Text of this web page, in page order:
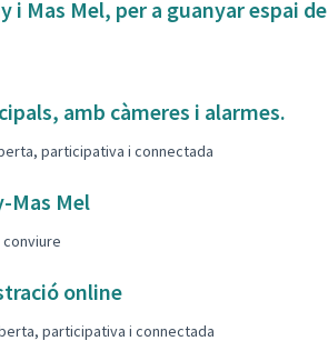
i Mas Mel, per a guanyar espai de
amb càmeres i alarmes.
participativa i connectada
Mas Mel
online
participativa i connectada